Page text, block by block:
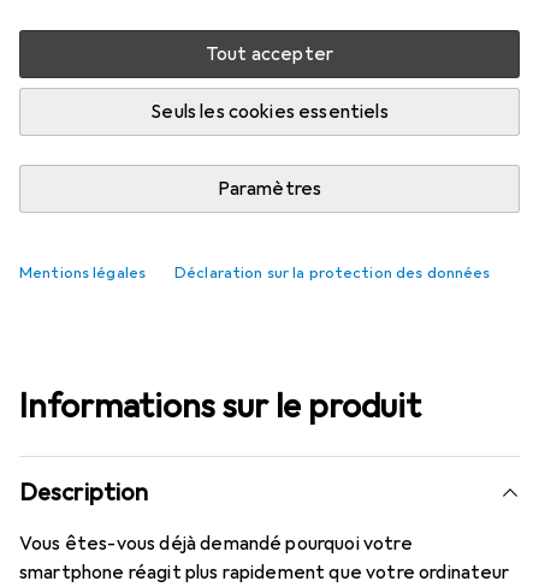
Tout accepter
Seuls les cookies essentiels
Paramètres
Mentions légales Déclaration sur la protection des données
Plus de 10 pièces en stock
Comparer Ajouter à la liste
livraison gratuite
Informations sur le produit
Description
Vous êtes-vous déjà demandé pourquoi votre
smartphone réagit plus rapidement que votre ordinateur